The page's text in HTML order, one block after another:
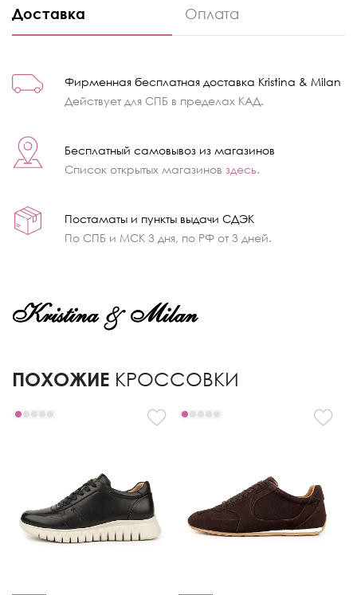
Доставка Оплата
Фирменная бесплатная доставка Kristina & Milan
Действует для СПБ в пределах КАД.
Бесплатный самовывоз из магазинов
Список открытых магазинов здесь.
Постаматы и пункты выдачи СДЭК
По СПБ и МСК 3 дня, по РФ от 3 дней.
ПОХОЖИЕ КРОССОВКИ